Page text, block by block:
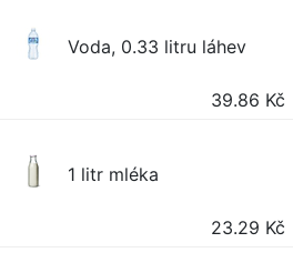
Voda, 0.33 litru láhev
39.86 Kč
1 litr mléka
23.29 Kč